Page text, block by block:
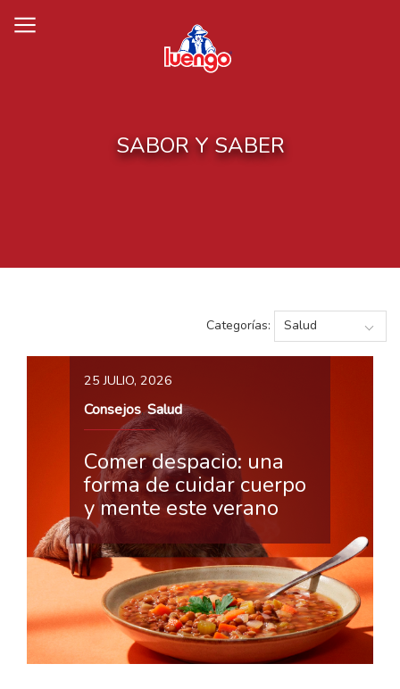
SABOR Y SABER
Categorías:
25 JULIO, 2026
Consejos,Salud
Comer despacio: una
forma de cuidar cuerpo
y mente este verano